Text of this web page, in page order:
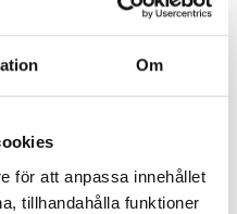
Om
för att anpassa innehållet
tillhandahålla funktioner